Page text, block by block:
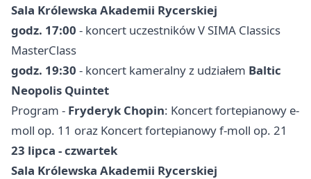
Sala Królewska Akademii Rycerskiej
godz. 17:00 - koncert uczestników V SIMA Classics
MasterClass
godz. 19:30 - koncert kameralny z udziałem Baltic
Neopolis Quintet
Program - Fryderyk Chopin: Koncert fortepianowy e-
moll op. 11 oraz Koncert fortepianowy f-moll op. 21
23 lipca - czwartek
Sala Królewska Akademii Rycerskiej